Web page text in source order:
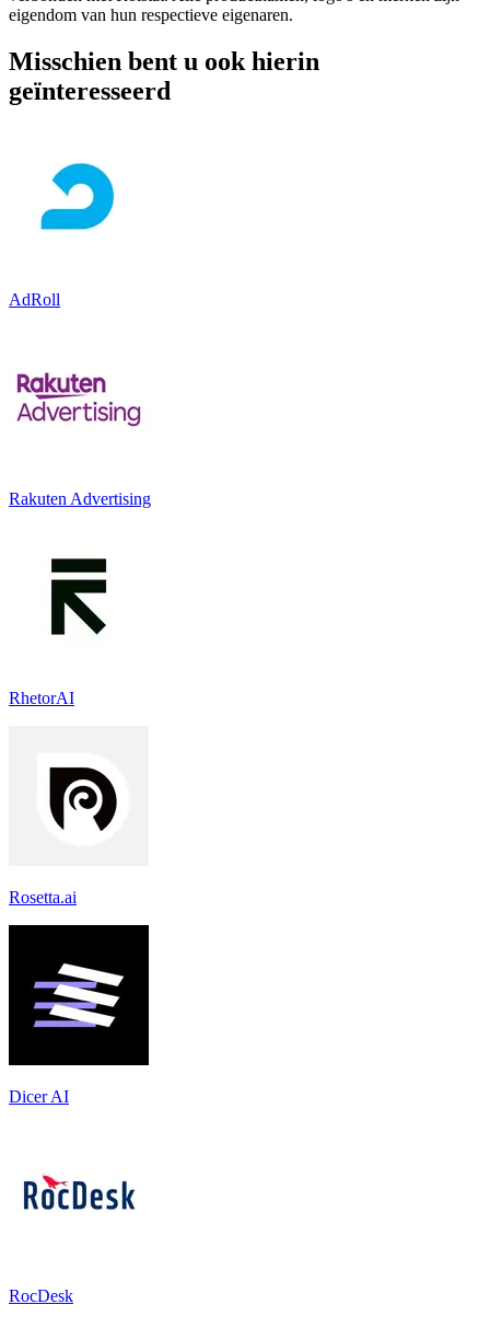
eigendom van hun respectieve eigenaren.
Misschien bent u ook hierin
geïnteresseerd
AdRoll
Rakuten Advertising
RhetorAI
Rosetta.ai
Dicer AI
RocDesk